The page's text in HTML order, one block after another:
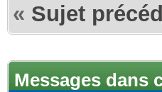
« Sujet
Messages dans